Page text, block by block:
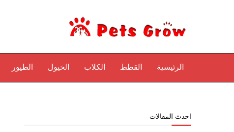
الرئيسية القطط الكلاب الخيول الطيور
احدث المقالات